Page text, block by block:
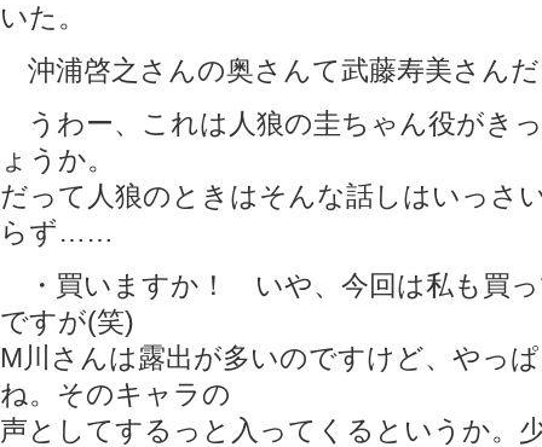
いた。
沖浦啓之さんの奥さんて武藤寿美さん
うわー、これは人狼の圭ちゃん役がき
ょうか。
だって人狼のときはそんな話しはいっさ
らず……
・買いますか！ いや、今回は私も買
ですが(笑)
M川さんは露出が多いのですけど、やっ
ね。そのキャラの
声としてするっと入ってくるというか。